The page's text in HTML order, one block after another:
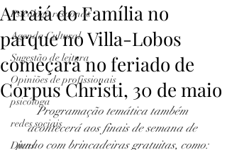
Psicólogo responde
Agenda Cultural
Sugestão de leitura
Opiniões de profissionais
psicóloga
redes sociais
Dicas
Arraiá do Família no
parque no Villa-Lobos
começará no feriado de
Corpus Christi, 30 de maio
Programação temática também
acontecerá aos finais de semana de
junho com brincadeiras gratuitas, como: